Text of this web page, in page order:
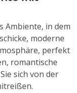
Ambiente, in dem
moderne
perfekt
romantische
sich von der